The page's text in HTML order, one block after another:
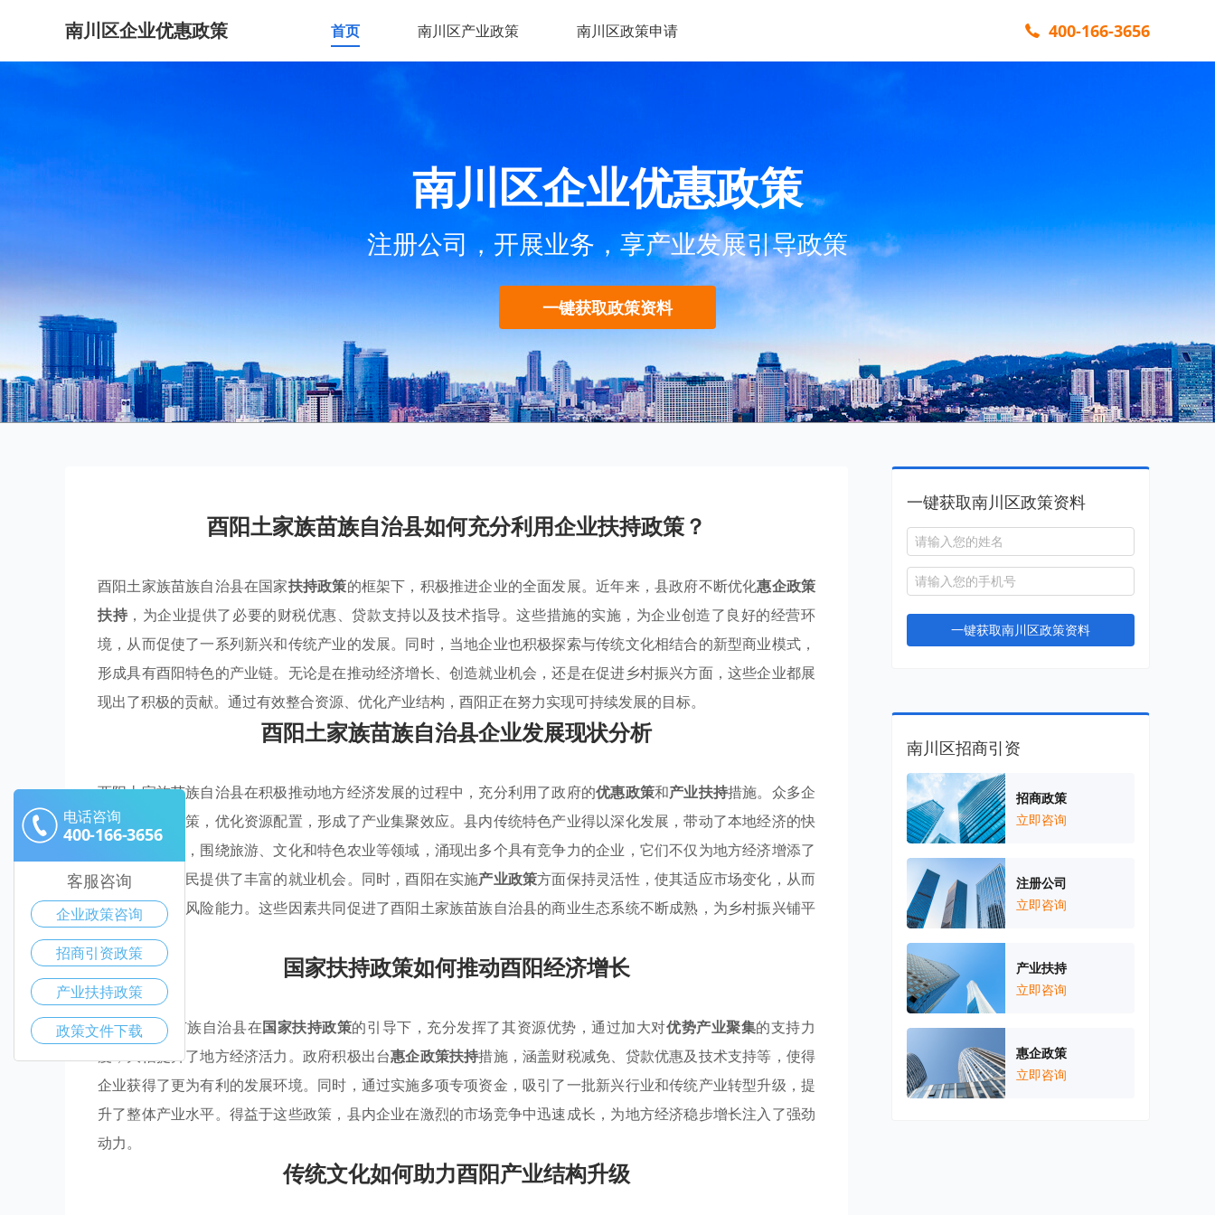
南川区企业优惠政策 首页 南川区产业政策 南川区政策申请 400-166-3656
南川区企业优惠政策
注册公司，开展业务，享产业发展引导政策
一键获取政策资料
酉阳土家族苗族自治县如何充分利用企业扶持政策？
酉阳土家族苗族自治县在国家扶持政策的框架下，积极推进企业的全面发展。近年来，县政府不断优化惠企政策
扶持 ，为企业提供了必要的财税优惠、贷款支持以及技术指导。这些措施的实施，为企业创造了良好的经营环
境，从而促使了一系列新兴和传统产业的发展。同时，当地企业也积极探索与传统文化相结合的新型商业模式，
形成具有酉阳特色的产业链。无论是在推动经济增长、创造就业机会，还是在促进乡村振兴方面，这些企业都展
现出了积极的贡献。通过有效整合资源、优化产业结构，酉阳正在努力实现可持续发展的目标。
酉阳土家族苗族自治县企业发展现状分析
酉阳土家族苗族自治县在积极推动地方经济发展的过程中，充分利用了政府的优惠政策和产业扶持措施。众多企
业借助这些政策，优化资源配置，形成了产业集聚效应。县内传统特色产业得以深化发展，带动了本地经济的快
速增长。如今，围绕旅游、文化和特色农业等领域，涌现出多个具有竞争力的企业，它们不仅为地方经济增添了
活力，还为居民提供了丰富的就业机会。同时，酉阳在实施产业政策方面保持灵活性，使其适应市场变化，从而
增强企业的抗风险能力。这些因素共同促进了酉阳土家族苗族自治县的商业生态系统不断成熟，为乡村振兴铺平
了道路。
国家扶持政策如何推动酉阳经济增长
酉阳土家族苗族自治县在国家扶持政策的引导下，充分发挥了其资源优势，通过加大对优势产业聚集的支持力
度，大幅提升了地方经济活力。政府积极出台惠企政策扶持措施，涵盖财税减免、贷款优惠及技术支持等，使得
企业获得了更为有利的发展环境。同时，通过实施多项专项资金，吸引了一批新兴行业和传统产业转型升级，提
升了整体产业水平。得益于这些政策，县内企业在激烈的市场竞争中迅速成长，为地方经济稳步增长注入了强劲
动力。
传统文化如何助力酉阳产业结构升级
一键获取南川区政策资料
一键获取南川区政策资料
南川区招商引资
招商政策
立即咨询
注册公司
立即咨询
产业扶持
立即咨询
惠企政策
立即咨询
电话咨询
400-166-3656
客服咨询
企业政策咨询
招商引资政策
产业扶持政策
政策文件下载